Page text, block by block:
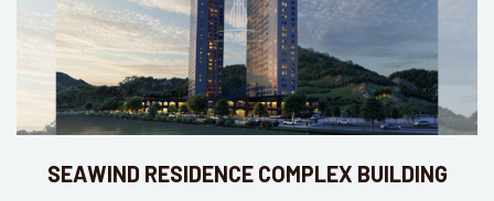
SEAWIND RESIDENCE COMPLEX BUILDING